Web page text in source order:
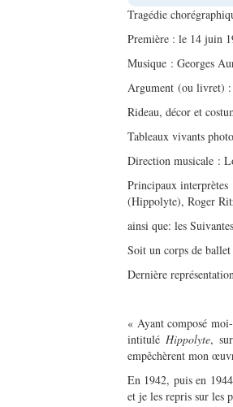
Tragédie
Première : le 14 juin
Musique : Georges
Argument (ou livret) :
Rideau, décor et
Tableaux vivants
Direction musicale :
Principaux
(Hippolyte), Roger
ainsi que: les
Soit un corps de ballet
Dernière
« Ayant composé
intitulé Hippolyte,
empêchèrent mon
En 1942, puis en
et je les repris sur les